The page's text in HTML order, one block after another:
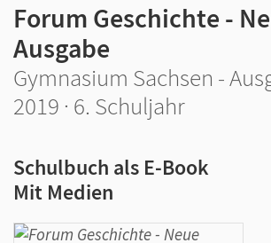
Forum Geschichte -
Ausgabe
Gymnasium Sachsen -
2019 · 6. Schuljahr
Schulbuch als E-Book
Mit Medien